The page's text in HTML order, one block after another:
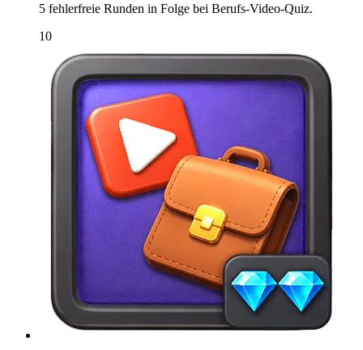
5 fehlerfreie Runden in Folge bei Berufs-Video-Quiz.
10